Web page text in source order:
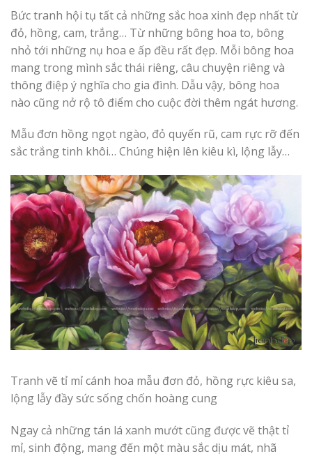
Bức tranh hội tụ tất cả những sắc hoa xinh đẹp nhất từ
đỏ, hồng, cam, trắng… Từ những bông hoa to, bông
nhỏ tới những nụ hoa e ấp đều rất đẹp. Mỗi bông hoa
mang trong mình sắc thái riêng, câu chuyện riêng và
thông điệp ý nghĩa cho gia đình. Dẫu vậy, bông hoa
nào cũng nở rộ tô điểm cho cuộc đời thêm ngát hương.
Mẫu đơn hồng ngọt ngào, đỏ quyến rũ, cam rực rỡ đến
sắc trắng tinh khôi… Chúng hiện lên kiêu kì, lộng lẫy…
Tranh vẽ tỉ mỉ cánh hoa mẫu đơn đỏ, hồng rực kiêu sa,
lộng lẫy đầy sức sống chốn hoàng cung
Ngay cả những tán lá xanh mướt cũng được vẽ thật tỉ
mỉ, sinh động, mang đến một màu sắc dịu mát, nhã